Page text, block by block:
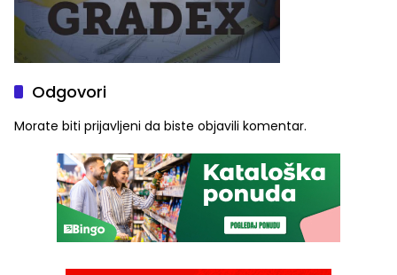
Odgovori
Morate biti prijavljeni da biste objavili komentar.